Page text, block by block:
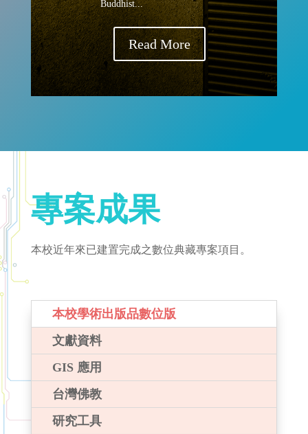
Buddhist...
Read More
專案成果
本校近年來已建置完成之數位典藏專案項目。
本校學術出版品數位版
文獻資料
GIS 應用
台灣佛教
研究工具